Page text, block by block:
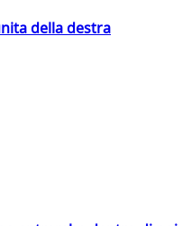
della destra